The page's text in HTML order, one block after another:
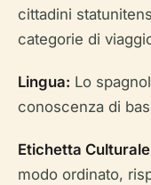
cittadini
categorie di
Lingua: Lo
conoscenza di
Etichetta
modo ordinato,